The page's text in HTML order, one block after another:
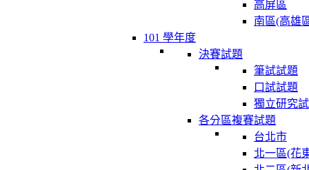
高屏區
南區(高雄
101 學年度
決賽試題
筆試試題
口試試題
獨立研究
各分區複賽試題
台北市
北一區(花